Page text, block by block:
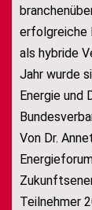
erfolgreiche
als hybride
Jahr wurde
Energie und
Von Dr.
Teilnehmer